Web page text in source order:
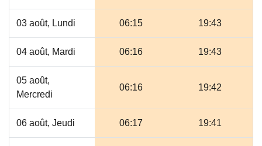
03 août, Lundi 06:15 19:43
04 août, Mardi 06:16 19:43
05 août,
Mercredi
06:16 19:42
06 août, Jeudi 06:17 19:41